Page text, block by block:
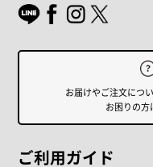
お届けやご注文につ
お困りの方
ご利用ガイド